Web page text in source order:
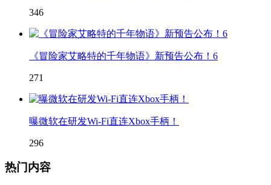
346
《冒险家艾略特的千年物语》新预告公布！6
271
曝微软在研发Wi-Fi直连Xbox手柄！
296
热门内容